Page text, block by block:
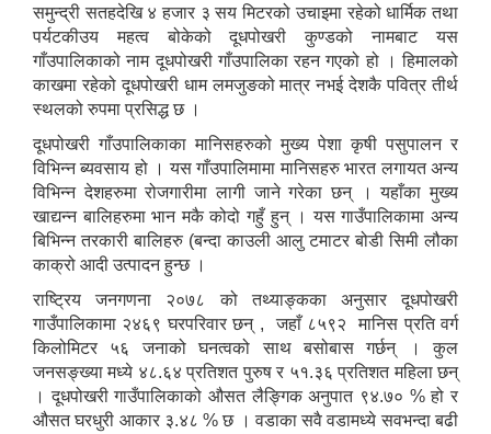
समुन्द्री सतहदेखि ४ हजार ३ सय मिटरको उचाइमा रहेको धार्मिक तथा
पर्यटकीउय महत्व बोकेको दूधपोखरी कुण्डको नामबाट यस
गाँउपालिकाको नाम दूधपोखरी गाँउपालिका रहन गएको हो । हिमालको
काखमा रहेको दूधपोखरी धाम लमजुङको मात्र नभई देशकै पवित्र तीर्थ
स्थलको रुपमा प्रसिद्ध छ ।
दूधपोखरी गाँउपालिकाका मानिसहरुको मुख्य पेशा कृषी पसुपालन र
विभिन्न ब्यवसाय हो । यस गाँउपालिमामा मानिसहरु भारत लगायत अन्य
विभिन्न देशहरुमा रोजगारीमा लागी जाने गरेका छन् । यहाँका मुख्य
खाद्यन्न बालिहरुमा भान मकै कोदो गहुँ हुन् । यस गाउँपालिकामा अन्य
बिभिन्न तरकारी बालिहरु (बन्दा काउली आलु टमाटर बोडी सिमी लौका
काक्रो आदी उत्पादन हुन्छ ।
राष्ट्रिय जनगणना २०७८ को तथ्याङ्कका अनुसार दूधपोखरी
गाउँपालिकामा २४६९ घरपरिवार छन् , जहाँ ८५९२ मानिस प्रति वर्ग
किलोमिटर ५६ जनाको घनत्वको साथ बसोबास गर्छन् । कुल
जनसङ्ख्या मध्ये ४८.६४ प्रतिशत पुरुष र ५१.३६ प्रतिशत महिला छन्
। दूधपोखरी गाउँपालिकाको औसत लैङ्गिक अनुपात ९४.७० % हो र
औसत घरधुरी आकार ३.४८ % छ । वडाका सवै वडामध्ये सवभन्दा बढी